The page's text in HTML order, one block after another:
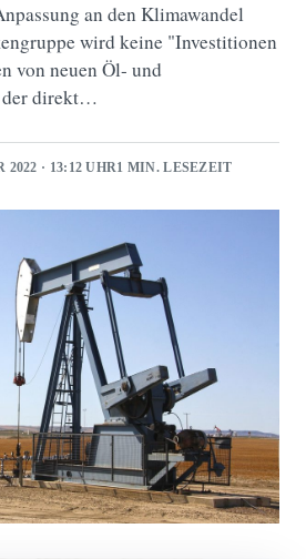
an den Klimawandel
wird keine "Investitionen
von neuen Öl- und
der direkt…
2022 · 13:12 UHR1 MIN. LESEZEIT